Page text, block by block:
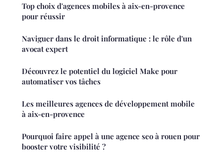
Top choix d'agences mobiles à aix-en-provence
pour réussir
Naviguer dans le droit informatique : le rôle d'un
avocat expert
Découvrez le potentiel du logiciel Make pour
automatiser vos tâches
Les meilleures agences de développement mobile
à aix-en-provence
Pourquoi faire appel à une agence seo à rouen pour
booster votre visibilité ?